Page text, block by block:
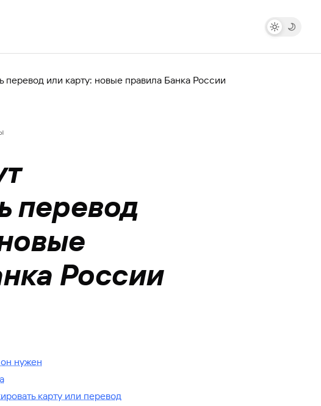
перевод или карту: новые правила Банка России
перевод
России
нужен
карту или перевод